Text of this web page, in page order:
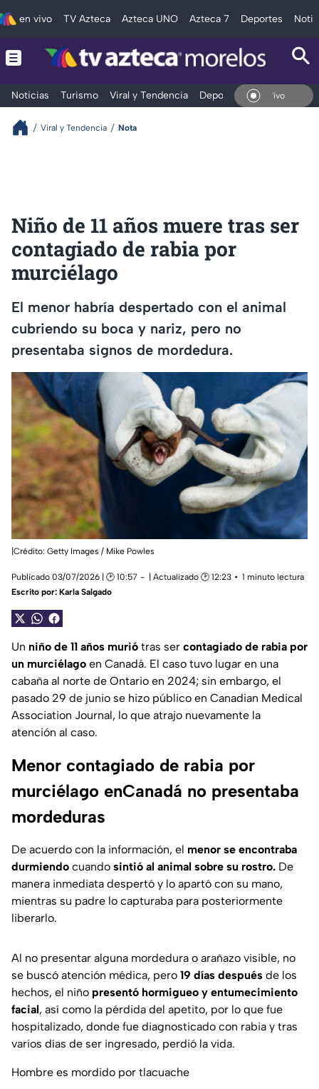
en vivo TV Azteca Azteca UNO Azteca 7 Deportes
Noticias Turismo Viral y Tendencia Deportes Espectáculos
En Vivo
Viral y Tendencia Nota
Niño de 11 años muere tras ser
contagiado de rabia por
murciélago
El menor habría despertado con el animal
cubriendo su boca y nariz, pero no
presentaba signos de mordedura.
|Crédito: Getty Images / Mike Powles
Publicado 03/07/2026 | 🕑 10:57 | Actualizado 🕑 12:23
1 minuto lectura
Escrito por: Karla Salgado
Un niño de 11 años murió tras ser contagiado de rabia por
un murciélago en Canadá. El caso tuvo lugar en una
cabaña al norte de Ontario en 2024; sin embargo, el
pasado 29 de junio se hizo público en Canadian Medical
Association Journal, lo que atrajo nuevamente la
atención al caso.
Menor contagiado de rabia por
murciélago enCanadá no presentaba
mordeduras
De acuerdo con la información, el menor se encontraba
durmiendo cuando sintió al animal sobre su rostro. De
manera inmediata despertó y lo apartó con su mano,
mientras su padre lo capturaba para posteriormente
liberarlo.
Al no presentar alguna mordedura o arañazo visible, no
se buscó atención médica, pero 19 días después de los
hechos, el niño presentó hormigueo y entumecimiento
facial, así como la pérdida del apetito, por lo que fue
hospitalizado, donde fue diagnosticado con rabia y tras
varios días de ser ingresado, perdió la vida.
Hombre es mordido por tlacuache